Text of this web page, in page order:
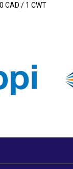
CAD / 1 CWT